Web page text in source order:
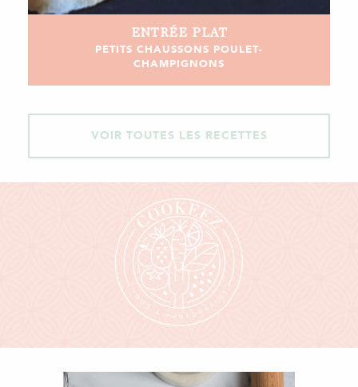
ENTRÉE PLAT
PETITS CHAUSSONS POULET-
CHAMPIGNONS
VOIR TOUTES LES RECETTES